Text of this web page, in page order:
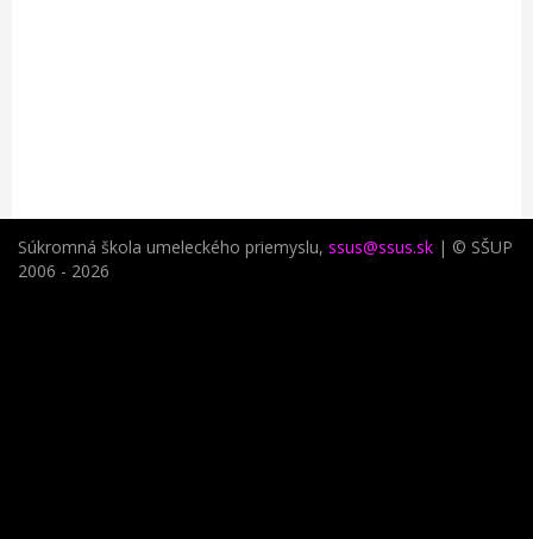
Súkromná škola umeleckého priemyslu, ssus@ssus.sk | © SŠUP
2006 - 2026